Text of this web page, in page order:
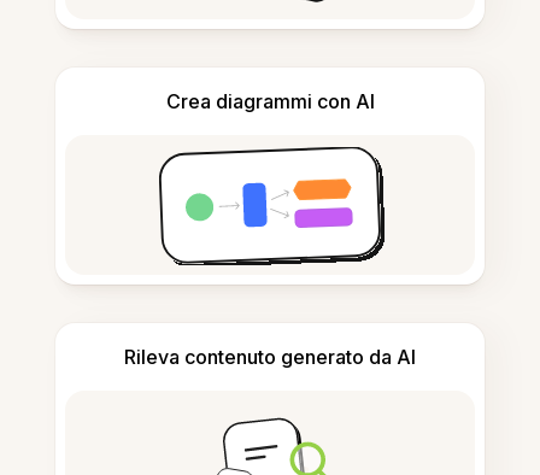
Crea diagrammi con AI
Rileva contenuto generato da AI